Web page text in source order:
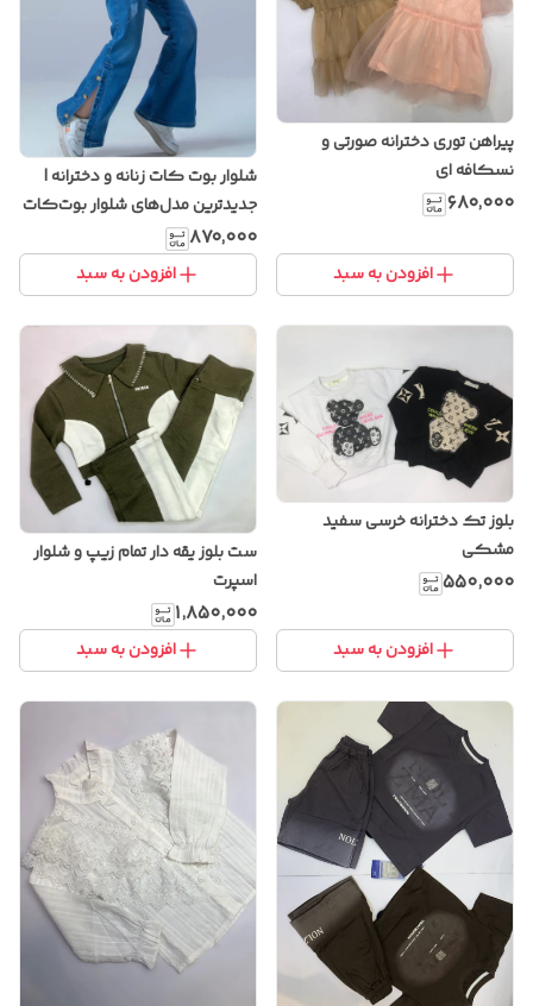
پیراهن توری دخترانه صورتی و
نسکافه ای
۶۸۰٬۰۰۰
افزودن به سبد
شلوار بوت کات زنانه و دخترانه |
جدیدترین مدل‌های شلوار بوت‌کات
با پارچه کشی و خوش‌فرم
۸۷۰٬۰۰۰
افزودن به سبد
بلوز تک دخترانه خرسی سفید
مشکی
۵۵۰٬۰۰۰
افزودن به سبد
ست بلوز یقه دار تمام زیپ و شلوار
اسپرت
۱٬۸۵۰٬۰۰۰
افزودن به سبد